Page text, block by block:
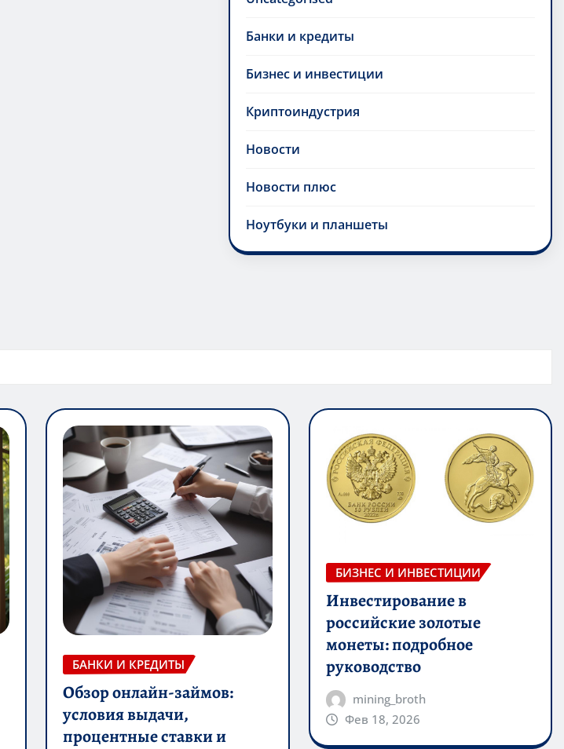
Банки и кредиты
Бизнес и инвестиции
Криптоиндустрия
Новости
Новости плюс
Ноутбуки и планшеты
БАНКИ И КРЕДИТЫ
Обзор онлайн-займов:
условия выдачи,
процентные ставки и
БИЗНЕС И ИНВЕСТИЦИИ
Инвестирование в
российские золотые
монеты: подробное
руководство
mining_broth
Фев 18, 2026